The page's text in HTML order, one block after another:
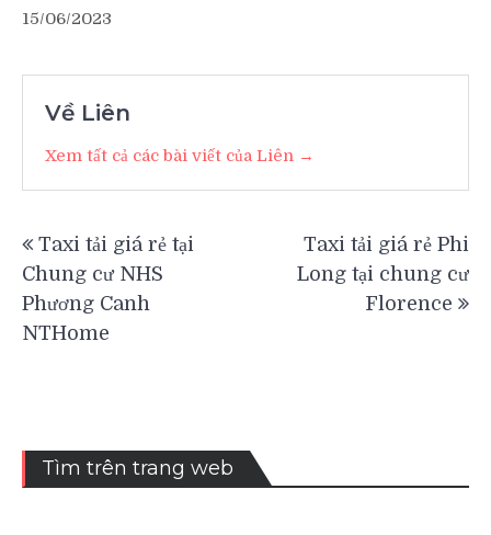
15/06/2023
Về Liên
Xem tất cả các bài viết của Liên →
hướng
bài
viết
Taxi tải giá rẻ tại
Chung cư NHS
Phương Canh
NTHome
Taxi tải giá rẻ Phi
Long tại chung cư
Florence
Tìm trên trang web